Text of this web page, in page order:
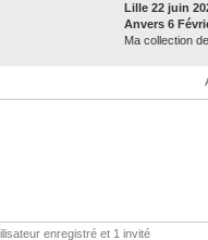
Lille 22 juin
Anvers 6
Ma collection
enregistré et 1 invité